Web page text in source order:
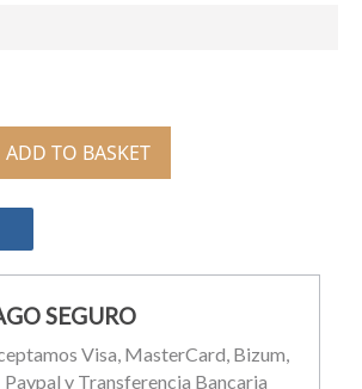
ADD TO BASKET
SEGURO
Visa, MasterCard, Bizum,
Paypal y Transferencia Bancaria